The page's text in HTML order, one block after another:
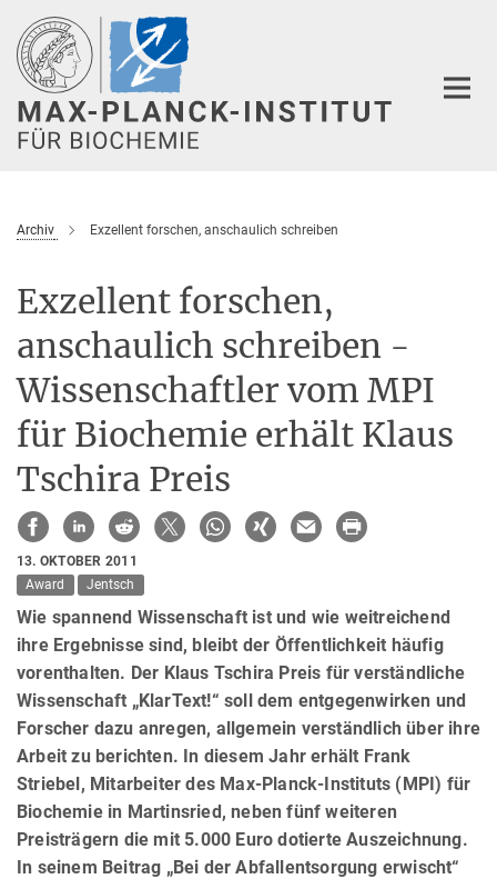
Hauptinhalt
Archiv Exzellent forschen, anschaulich schreiben
Exzellent forschen,
anschaulich schreiben -
Wissenschaftler vom MPI
für Biochemie erhält Klaus
Tschira Preis
13. OKTOBER 2011
Award
Jentsch
Wie spannend Wissenschaft ist und wie weitreichend
ihre Ergebnisse sind, bleibt der Öffentlichkeit häufig
vorenthalten. Der Klaus Tschira Preis für verständliche
Wissenschaft „KlarText!“ soll dem entgegenwirken und
Forscher dazu anregen, allgemein verständlich über ihre
Arbeit zu berichten. In diesem Jahr erhält Frank
Striebel, Mitarbeiter des Max-Planck-Instituts (MPI) für
Biochemie in Martinsried, neben fünf weiteren
Preisträgern die mit 5.000 Euro dotierte Auszeichnung.
In seinem Beitrag „Bei der Abfallentsorgung erwischt“